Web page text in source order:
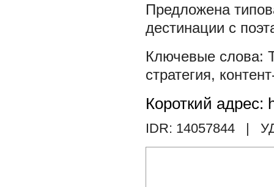
Предложена
дестинации с
стратегия,
Короткий адрес:
IDR: 14057844 |